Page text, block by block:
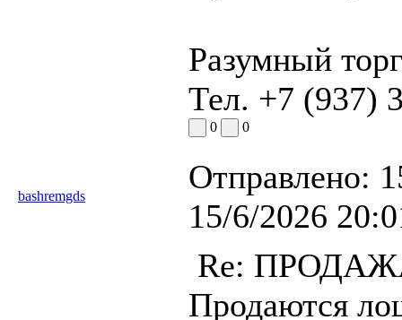
Разумный
Тел. +7 (937)
0 0
bashremgds
Отправлено:
15/6/2026
Re:
Продаются